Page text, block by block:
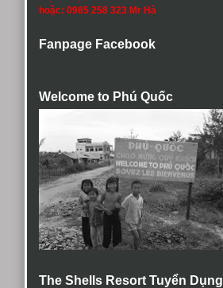
hoặc: 0985 258 323 Mr Hà
Fanpage Facebook
Welcome to Phú Quốc
The Shells Resort Tuyển Dụng